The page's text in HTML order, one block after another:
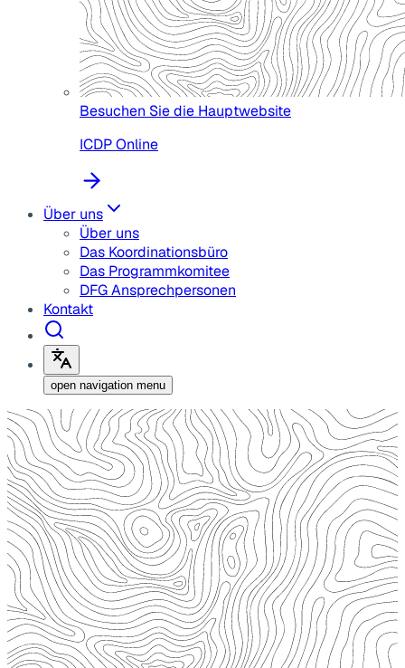
Besuchen Sie die Hauptwebsite
ICDP Online
Über uns
Über uns
Das Koordinationsbüro
Das Programmkomitee
DFG Ansprechpersonen
Kontakt
open navigation menu